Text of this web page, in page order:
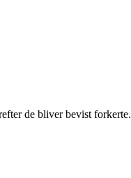
de bliver bevist forkerte.